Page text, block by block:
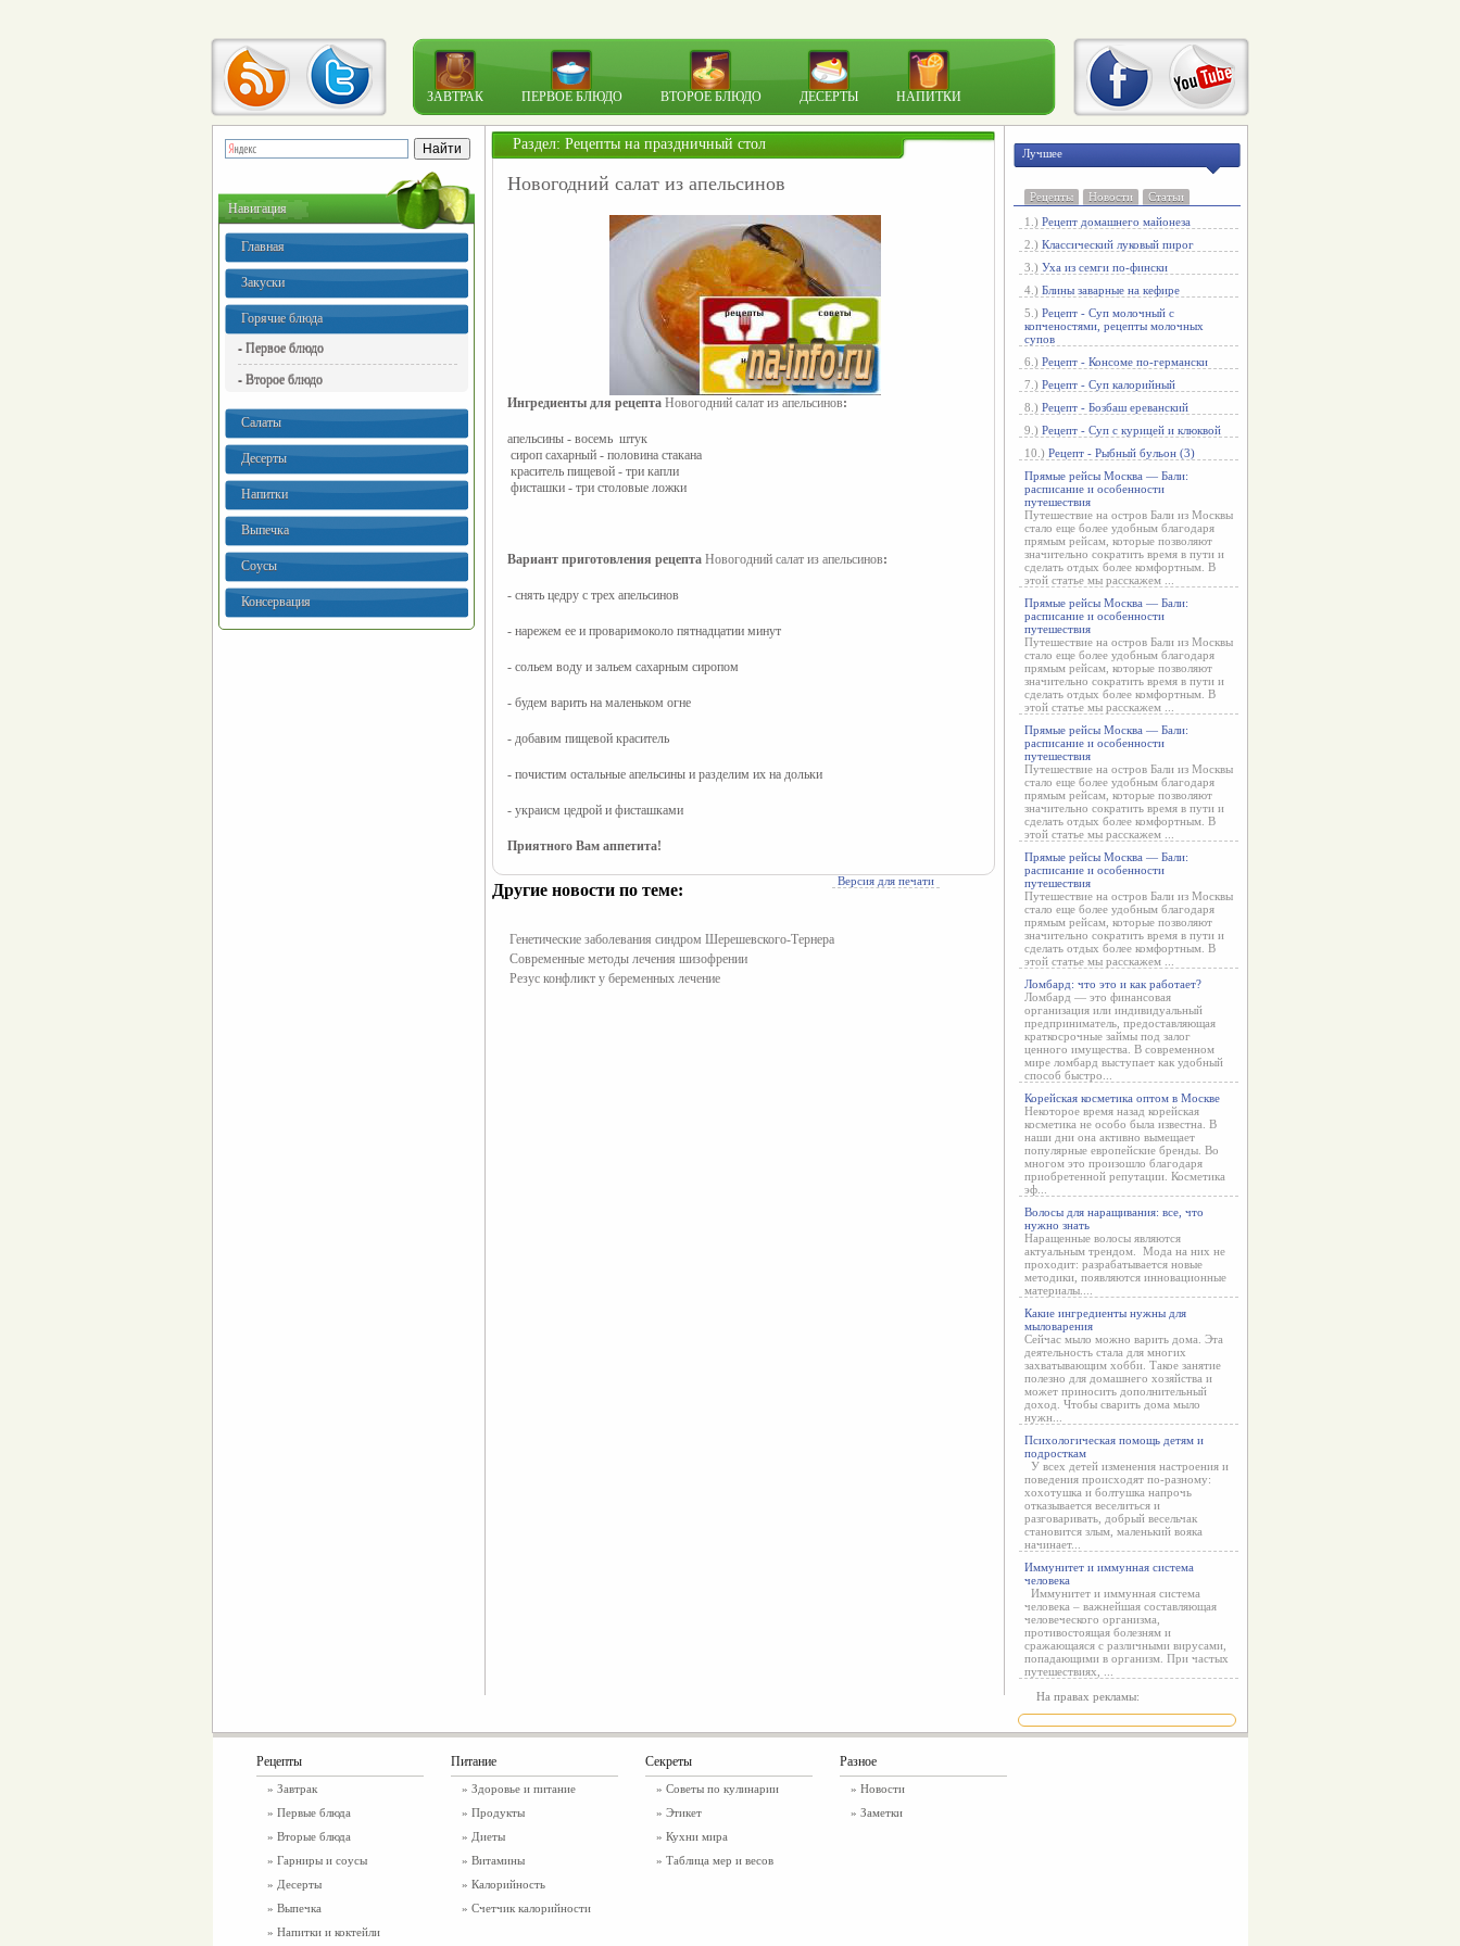
ЗАВТРАК ПЕРВОЕ БЛЮДО ВТОРОЕ БЛЮДО ДЕСЕРТЫ НАПИТКИ
Навигация
Главная
Закуски
Горячие блюда
- Первое блюдо
- Второе блюдо
Салаты
Десерты
Напитки
Выпечка
Соусы
Консервация
Раздел: Рецепты на праздничный стол
Новогодний салат из апельсинов
Ингредиенты для рецепта Новогодний салат из апельсинов:
апельсины - восемь  штук
сироп сахарный - половина стакана
краситель пищевой - три капли
фисташки - три столовые ложки
Вариант приготовления рецепта Новогодний салат из апельсинов:
- снять цедру с трех апельсинов
- нарежем ее и проваримоколо пятнадцатии минут
- сольем воду и зальем сахарным сиропом
- будем варить на маленьком огне
- добавим пищевой краситель
- почистим остальные апельсины и разделим их на дольки
- украисм цедрой и фисташками
Приятного Вам аппетита!
Версия для печати
Другие новости по теме:
Генетические заболевания синдром Шерешевского-Тернера
Современные методы лечения шизофрении
Резус конфликт у беременных лечение
Лучшее
Рецепты Новости
Статьи
1.) Рецепт домашнего майонеза
2.) Классический луковый пирог
3.) Уха из семги по-фински
4.) Блины заварные на кефире
5.) Рецепт - Суп молочный с
копченостями, рецепты молочных
супов
6.) Рецепт - Консоме по-германски
7.) Рецепт - Суп калорийный
8.) Рецепт - Бозбаш ереванский
9.) Рецепт - Суп с курицей и клюквой
10.) Рецепт - Рыбный бульон (3)
Прямые рейсы Москва — Бали:
расписание и особенности
путешествия
Путешествие на остров Бали из Москвы
стало еще более удобным благодаря
прямым рейсам, которые позволяют
значительно сократить время в пути и
сделать отдых более комфортным. В
этой статье мы расскажем ...
Прямые рейсы Москва — Бали:
расписание и особенности
путешествия
Путешествие на остров Бали из Москвы
стало еще более удобным благодаря
прямым рейсам, которые позволяют
значительно сократить время в пути и
сделать отдых более комфортным. В
этой статье мы расскажем ...
Прямые рейсы Москва — Бали:
расписание и особенности
путешествия
Путешествие на остров Бали из Москвы
стало еще более удобным благодаря
прямым рейсам, которые позволяют
значительно сократить время в пути и
сделать отдых более комфортным. В
этой статье мы расскажем ...
Прямые рейсы Москва — Бали:
расписание и особенности
путешествия
Путешествие на остров Бали из Москвы
стало еще более удобным благодаря
прямым рейсам, которые позволяют
значительно сократить время в пути и
сделать отдых более комфортным. В
этой статье мы расскажем ...
Ломбард: что это и как работает?
Ломбард — это финансовая
организация или индивидуальный
предприниматель, предоставляющая
краткосрочные займы под залог
ценного имущества. В современном
мире ломбард выступает как удобный
способ быстро...
Корейская косметика оптом в Москве
Некоторое время назад корейская
косметика не особо была известна. В
наши дни она активно вымещает
популярные европейские бренды. Во
многом это произошло благодаря
приобретенной репутации. Косметика
эф...
Волосы для наращивания: все, что
нужно знать
Наращенные волосы являются
актуальным трендом. Мода на них не
проходит: разрабатывается новые
методики, появляются инновационные
материалы....
Какие ингредиенты нужны для
мыловарения
Сейчас мыло можно варить дома. Эта
деятельность стала для многих
захватывающим хобби. Такое занятие
полезно для домашнего хозяйства и
может приносить дополнительный
доход. Чтобы сварить дома мыло
нужн...
Психологическая помощь детям и
подросткам
У всех детей изменения настроения и
поведения происходят по-разному:
хохотушка и болтушка напрочь
отказывается веселиться и
разговаривать, добрый весельчак
становится злым, маленький вояка
начинает...
Иммунитет и иммунная система
человека
Иммунитет и иммунная система
человека – важнейшая составляющая
человеческого организма,
противостоящая болезням и
сражающаяся с различными вирусами,
попадающими в организм. При частых
путешествиях, ...
На правах рекламы:
Рецепты
» Завтрак
» Первые блюда
» Вторые блюда
» Гарниры и соусы
» Десерты
» Выпечка
» Напитки и коктейли
Питание
» Здоровье и питание
» Продукты
» Диеты
» Витамины
» Калорийность
» Счетчик калорийности
Секреты
» Советы по кулинарии
» Этикет
» Кухни мира
» Таблица мер и весов
Разное
» Новости
» Заметки